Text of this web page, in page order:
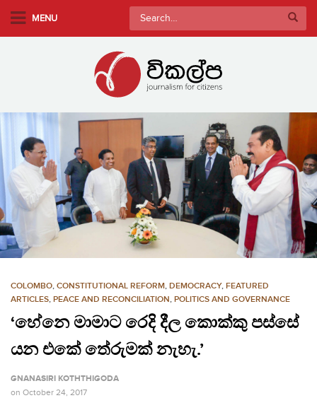
m
i
n
c
n
t
e
MENU
Search
for:
COLOMBO, CONSTITUTIONAL REFORM, DEMOCRACY, FEATURED
ARTICLES, PEACE AND RECONCILIATION, POLITICS AND GOVERNANCE
‘හේනෙ මාමාට රෙදි දීල කොක්කු පස්සේ
යන එකේ තේරුමක් නැහැ.’​
GNANASIRI KOTHTHIGODA
on October 24, 2017